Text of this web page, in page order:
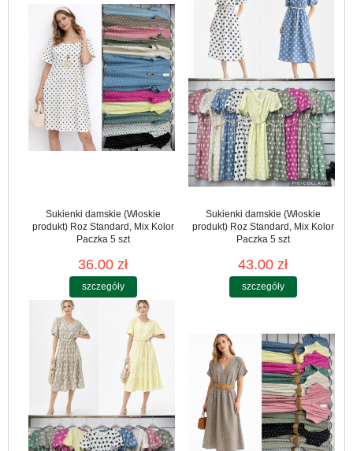
Sukienki damskie (Włoskie
produkt) Roz Standard, Mix Kolor
Paczka 5 szt
36.00 zł
szczegóły
Sukienki damskie (Włoskie
produkt) Roz Standard, Mix Kolor
Paczka 5 szt
43.00 zł
szczegóły